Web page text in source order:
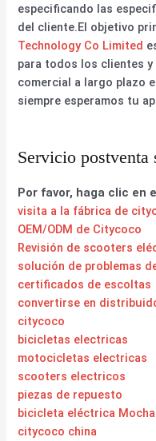
especificando las
del cliente.El objetivo
Technology Co Limited
para todos los clientes
comercial a largo plazo
siempre esperamos tu
Servicio postventa
Por favor, haga clic en
visita a la fábrica de
OEM/ODM de Citycoco
Revisión de scooters
solución de problemas
certificados de escoltas
convertirse en
citycoco
bicicletas electricas
motocicletas electricas
scooters electricos
piezas de repuesto
bicicleta eléctrica Mocha
citycoco china